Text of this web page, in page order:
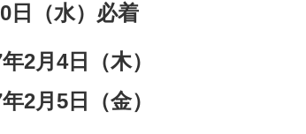
日（水）必着
2月4日（木）
月5日（金）